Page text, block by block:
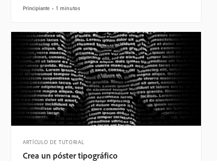
Principiante 1 minutos
ARTÍCULO DE TUTORIAL
Crea un póster tipográfico